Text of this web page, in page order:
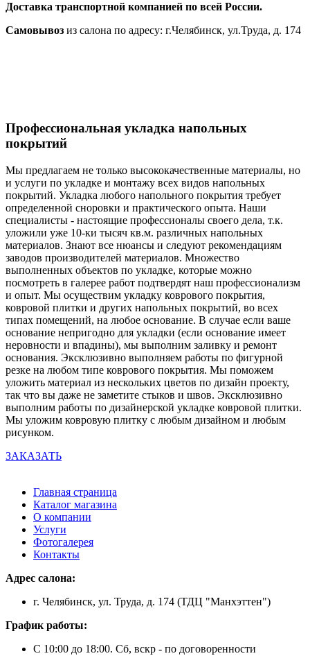
Доставка транспортной компанией по всей России.
Самовывоз из салона по адресу: г.Челябинск, ул.Труда, д. 174
Профессиональная укладка напольных
покрытий
Мы предлагаем не только высококачественные материалы, но
и услуги по укладке и монтажу всех видов напольных
покрытий. Укладка любого напольного покрытия требует
определенной сноровки и практического опыта. Наши
специалисты - настоящие профессионалы своего дела, т.к.
уложили уже 10-ки тысяч кв.м. различных напольных
материалов. Знают все нюансы и следуют рекомендациям
заводов производителей материалов. Множество
выполненных объектов по укладке, которые можно
посмотреть в галерее работ подтвердят наш профессионализм
и опыт. Мы осуществим укладку коврового покрытия,
ковровой плитки и других напольных покрытий, во всех
типах помещений, на любое основание. В случае если ваше
основание непригодно для укладки (если основание имеет
неровности и впадины), мы выполним заливку и ремонт
основания. Эксклюзивно выполняем работы по фигурной
резке на любом типе коврового покрытия. Мы поможем
уложить материал из нескольких цветов по дизайн проекту,
так что вы даже не заметите стыков и швов. Эксклюзивно
выполним работы по дизайнерской укладке ковровой плитки.
Мы уложим ковровую плитку с любым дизайном и любым
рисунком.
ЗАКАЗАТЬ
Главная страница
Каталог магазина
О компании
Услуги
Фотогалерея
Контакты
Адрес салона:
г. Челябинск, ул. Труда, д. 174 (ТДЦ "Манхэттен")
График работы:
С 10:00 до 18:00. Сб, вскр - по договоренности